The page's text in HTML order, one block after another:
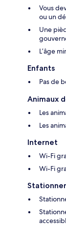
Vous
ou un
Une
L’âge
Enfants
Pas de
Animaux
Les
Les
Internet
Wi-Fi
Wi-Fi